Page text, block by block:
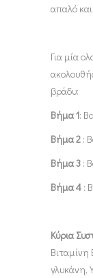
απαλό
Για μία
βράδυ:
Βήμα 1:
Βήμα 2 :
Βήμα 3 :
Βήμα 4 :
Κύρια
Βιταμίνη
γλυκάνη,